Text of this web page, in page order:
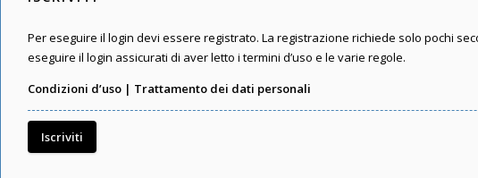
Per eseguire il login devi essere registrato. La registrazione richiede solo pochi
eseguire il login assicurati di aver letto i termini d’uso e le varie regole.
Condizioni d’uso | Trattamento dei dati personali
Iscriviti